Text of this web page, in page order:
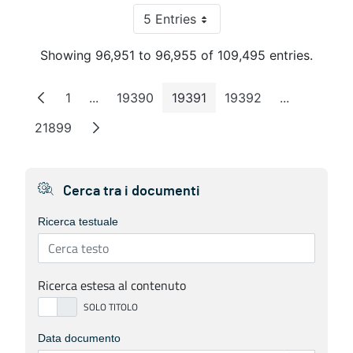
5 EntriesPer Page
Showing 96,951 to 96,955 of 109,495 entries.
Page
1 ...Intermediate Pages
Page
19390 Page
19391 Page
19392 ...
Page
21899
Cerca tra i documenti
Ricerca testuale
Ricerca estesa al contenuto
Data documento